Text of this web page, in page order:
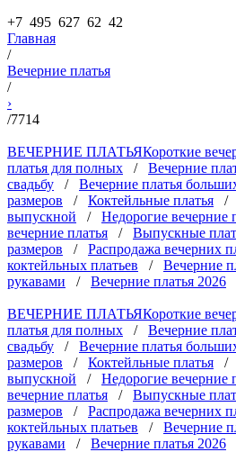
+7 495 627 62 42
Главная
/
Вечерние платья
/
›
/7714
ВЕЧЕРНИЕ ПЛАТЬЯКороткие
платья для полных / Вечерние
свадьбу / Вечерние платья
размеров / Коктейльные платья /
выпускной / Недорогие вечерние
вечерние платья / Выпускные
размеров / Распродажа вечерних
коктейльных платьев / Вечерние
рукавами / Вечерние платья 2026
ВЕЧЕРНИЕ ПЛАТЬЯКороткие
платья для полных / Вечерние
свадьбу / Вечерние платья
размеров / Коктейльные платья /
выпускной / Недорогие вечерние
вечерние платья / Выпускные
размеров / Распродажа вечерних
коктейльных платьев / Вечерние
рукавами / Вечерние платья 2026